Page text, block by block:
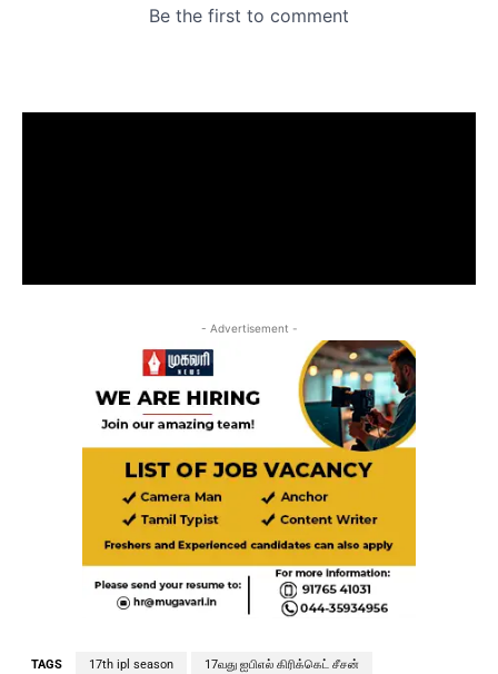
- Advertisement -
TAGS 17th ipl season 17வது ஐபிஎல் கிரிக்கெட் சீசன்